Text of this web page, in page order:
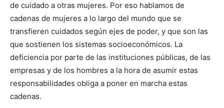
de cuidado a otras mujeres. Por eso hablamos de
cadenas de mujeres a lo largo del mundo que se
transfieren cuidados según ejes de poder, y que son las
que sostienen los sistemas socioeconómicos. La
deficiencia por parte de las instituciones públicas, de las
empresas y de los hombres a la hora de asumir estas
responsabilidades obliga a poner en marcha estas
cadenas.